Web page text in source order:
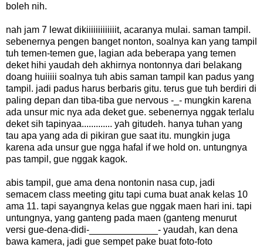
boleh nih.
nah jam 7 lewat dikiiiiiiiiiiiiit, acaranya mulai. saman tampil.
sebenernya pengen banget nonton, soalnya kan yang tampil
tuh temen-temen gue, lagian ada beberapa yang temen
deket hihi yaudah deh akhirnya nontonnya dari belakang
doang huiiiii soalnya tuh abis saman tampil kan padus yang
tampil. jadi padus harus berbaris gitu. terus gue tuh berdiri di
paling depan dan tiba-tiba gue nervous -_- mungkin karena
ada unsur mic nya ada deket gue. sebenernya nggak terlalu
deket sih tapinyaa............. yah gitudeh. hanya tuhan yang
tau apa yang ada di pikiran gue saat itu. mungkin juga
karena ada unsur gue ngga hafal if we hold on. untungnya
pas tampil, gue nggak kagok.
abis tampil, gue ama dena nontonin nasa cup, jadi
semacem class meeting gitu tapi cuma buat anak kelas 10
ama 11. tapi sayangnya kelas gue nggak maen hari ini. tapi
untungnya, yang ganteng pada maen (ganteng menurut
versi gue-dena-didi-_____________- yaudah, kan dena
bawa kamera, jadi gue sempet pake buat foto-foto